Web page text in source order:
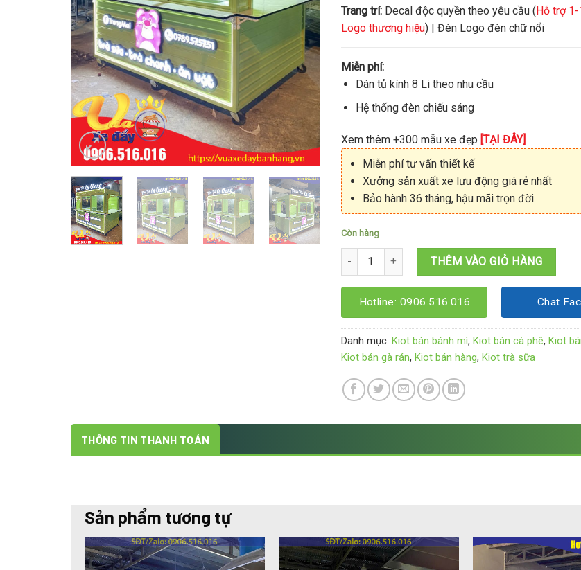
Trang trí: Decal độc quyền theo yêu cầu (Hỗ trợ
Logo thương hiệu) | Đèn Logo đèn chữ nổi
Miễn phí:
Dán tủ kính 8 Li theo nhu cầu
Hệ thống đèn chiếu sáng
Xem thêm +300 mẫu xe đẹp [TẠI ĐÂY]
Miễn phí tư vấn thiết kế
Xưởng sản xuất xe lưu động giá rẻ nhất
Bảo hành 36 tháng, hậu mãi trọn đời
Còn hàng
Kiot trà chanh trà sữa 1M8x1M6x2M15 số lượng
THÊM VÀO GIỎ HÀNG
Hotline: 0906.516.016 Chat
Danh mục: Kiot bán bánh mì, Kiot bán cà phê, Kiot
Kiot bán gà rán, Kiot bán hàng, Kiot trà sữa
THÔNG TIN THANH TOÁN
Sản phẩm tương tự